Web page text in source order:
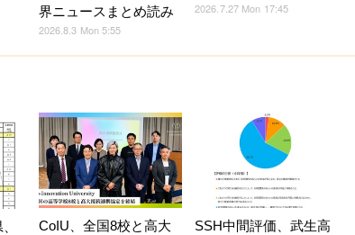
界ニュースまとめ読み
2026.8.3 Mon 5:55
2026.7.27 Mon 17:45
CoIU、全国8校と高大
SSH中間評価、武生高